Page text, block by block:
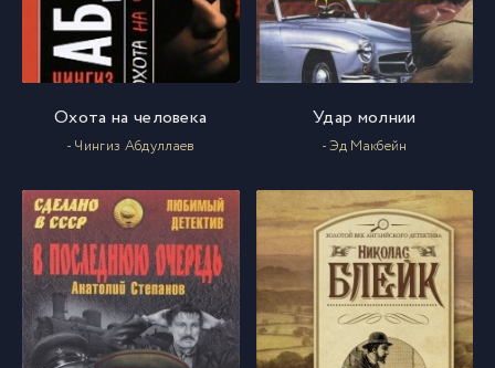
Охота на человека
- Чингиз Абдуллаев
Удар молнии
- Эд Макбейн